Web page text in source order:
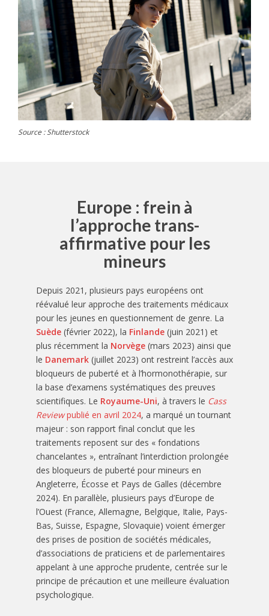
Source : Shutterstock
Europe : frein à
l’approche trans-
affirmative pour les
mineurs
Depuis 2021, plusieurs pays européens ont
réévalué leur approche des traitements médicaux
pour les jeunes en questionnement de genre. La
Suède (février 2022), la Finlande (juin 2021) et
plus récemment la Norvège (mars 2023) ainsi que
le Danemark (juillet 2023) ont restreint l’accès aux
bloqueurs de puberté et à l’hormonothérapie, sur
la base d’examens systématiques des preuves
scientifiques. Le Royaume-Uni, à travers le Cass
Reviewpublié en avril 2024, a marqué un tournant
majeur : son rapport final conclut que les
traitements reposent sur des « fondations
chancelantes », entraînant l’interdiction prolongée
des bloqueurs de puberté pour mineurs en
Angleterre, Écosse et Pays de Galles (décembre
2024). En parallèle, plusieurs pays d’Europe de
l’Ouest (France, Allemagne, Belgique, Italie, Pays-
Bas, Suisse, Espagne, Slovaquie) voient émerger
des prises de position de sociétés médicales,
d’associations de praticiens et de parlementaires
appelant à une approche prudente, centrée sur le
principe de précaution et une meilleure évaluation
psychologique.